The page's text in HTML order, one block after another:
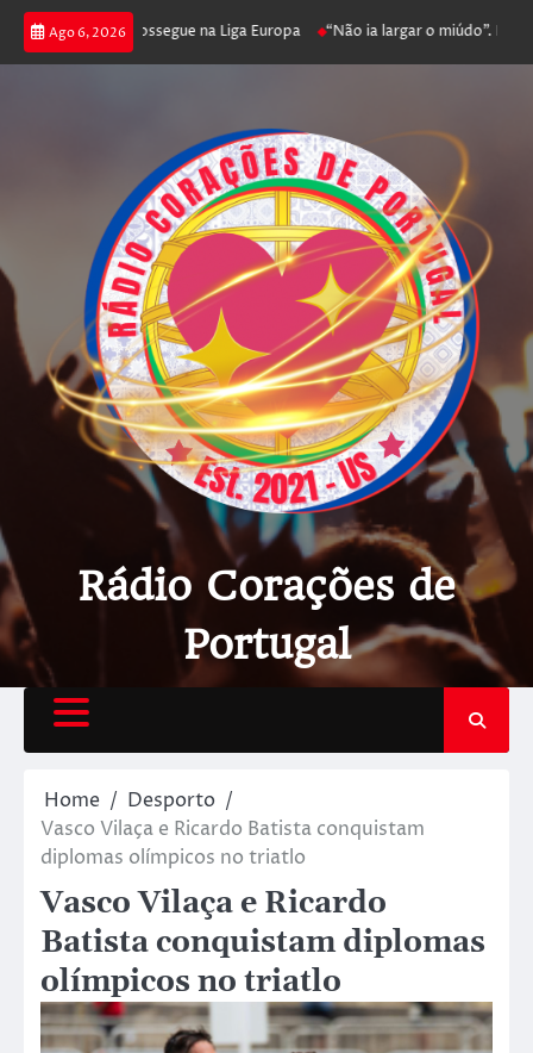
Ago 6, 2026
joga poker e prossegue na Liga Europa “Não ia largar o miúdo”.
Rádio Corações de
Portugal
Home
Desporto
Vasco Vilaça e Ricardo Batista conquistam
diplomas olímpicos no triatlo
Vasco Vilaça e Ricardo
Batista conquistam diplomas
olímpicos no triatlo